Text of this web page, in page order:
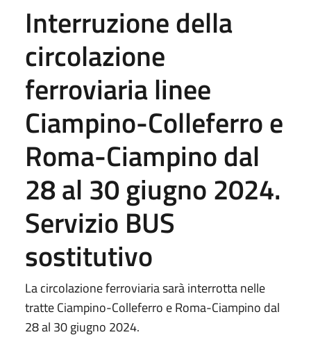
Interruzione della
circolazione
ferroviaria linee
Ciampino-Colleferro e
Roma-Ciampino dal
28 al 30 giugno 2024.
Servizio BUS
sostitutivo
La circolazione ferroviaria sarà interrotta nelle
tratte Ciampino-Colleferro e Roma-Ciampino dal
28 al 30 giugno 2024.